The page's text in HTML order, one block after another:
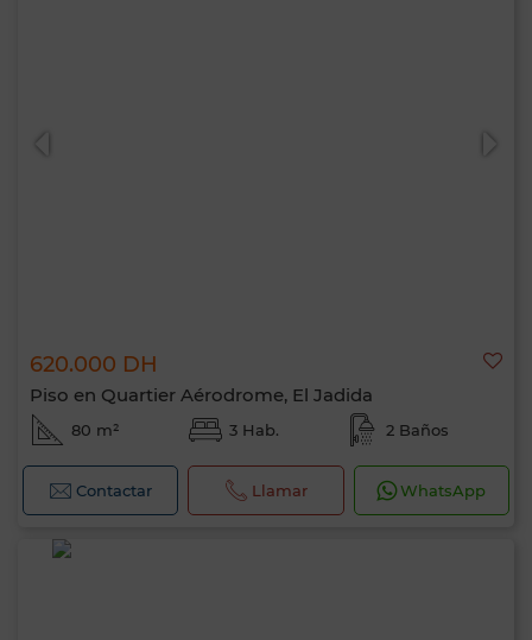
620.000 DH
Piso en Quartier Aérodrome, El Jadida
80 m² 3 Hab. 2 Baños
Contactar Llamar WhatsApp